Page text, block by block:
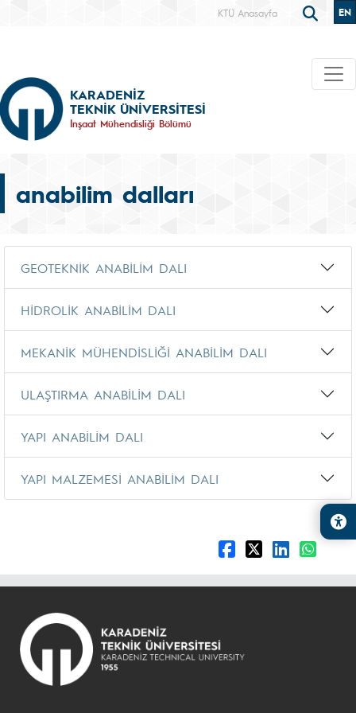
KTÜ Anasayfa EN
KARADENİZ
TEKNİK ÜNİVERSİTESİ
İnşaat Mühendisliği Bölümü
anabilim dalları
GEOTEKNİK ANABİLİM DALI
HİDROLİK ANABİLİM DALI
MEKANİK MÜHENDİSLİĞİ ANABİLİM DALI
ULAŞTIRMA ANABİLİM DALI
YAPI ANABİLİM DALI
YAPI MALZEMESİ ANABİLİM DALI